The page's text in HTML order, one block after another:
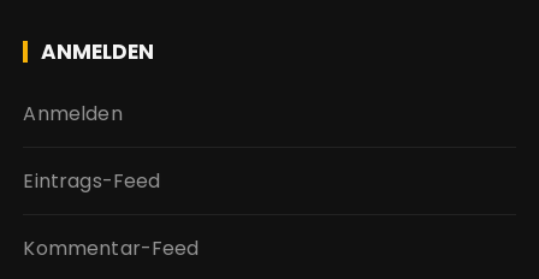
ANMELDEN
Anmelden
Eintrags-Feed
Kommentar-Feed